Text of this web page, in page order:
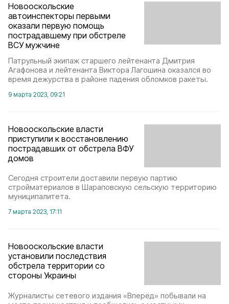
Новооскольские
автоинспекторы первыми
оказали первую помощь
пострадавшему при обстреле
ВСУ мужчине
Патрульный экипаж старшего лейтенанта Дмитрия
Агафонова и лейтенанта Виктора Лагошина оказался во
время дежурства в районе падения обломков ракеты.
9 марта 2023, 09:21
Новооскольские власти
приступили к восстановлению
пострадавших от обстрела ВФУ
домов
Сегодня строители доставили первую партию
стройматериалов в Шараповскую сельскую территорию
муниципалитета.
7 марта 2023, 17:11
Новооскольские власти
установили последствия
обстрела территории со
стороны Украины
Журналисты сетевого издания «Вперёд» побывали на